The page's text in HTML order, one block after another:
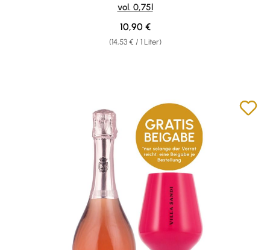
vol. 0,75l
(14,53 € / 1 Liter)
Regulärer Preis:
10,90 €